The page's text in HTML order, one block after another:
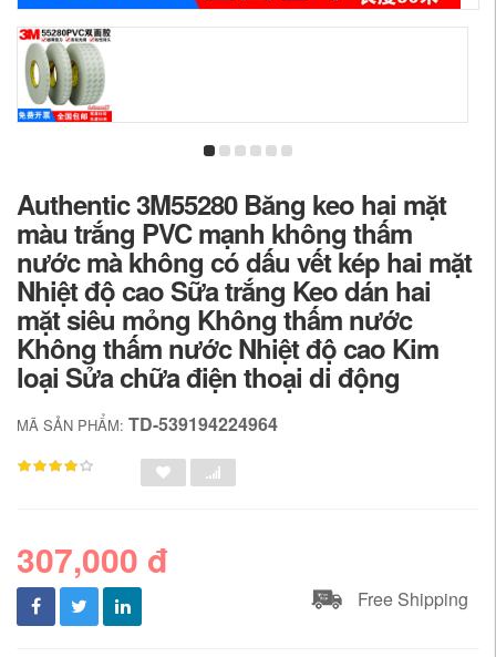
Authentic 3M55280 Băng keo hai mặt
màu trắng PVC mạnh không thấm
nước mà không có dấu vết kép hai mặt
Nhiệt độ cao Sữa trắng Keo dán hai
mặt siêu mỏng Không thấm nước
Không thấm nước Nhiệt độ cao Kim
loại Sửa chữa điện thoại di động
MÃ SẢN PHẨM: TD-539194224964
307,000 đ
Free Shipping